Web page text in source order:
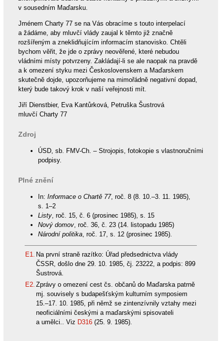
v sousedním Maďarsku.
Jménem Charty 77 se na Vás obracíme s touto interpelací
a žádáme, aby mluvčí vlády zaujal k těmto již značně
rozšířeným a zneklidňujícím informacím stanovisko. Chtěli
bychom věřit, že jde o zprávy neověřené, které nebudou
vládními místy potvrzeny. Zakládají-li se ale naopak na pravdě
a k omezení styku mezi Československem a Maďarskem
skutečně dojde, upozorňujeme na mimořádně negativní dopad,
který bude takový krok v naší veřejnosti mít.
Jiří Dienstbier, Eva Kantůrková, Petruška Šustrová
mluvčí Charty 77
Zdroj
ÚSD, sb. FMV-Ch. – Strojopis, fotokopie s vlastnoručními
podpisy.
Plné znění
In: Informace o Chartě 77, roč. 8 (8. 10.–3. 11. 1985),
s. 1–2
Listy, roč. 15, č. 6 (prosinec 1985), s. 15
Nový domov, roč. 36, č. 23 (14. listopadu 1985)
Národní politika, roč. 17, s. 12 (prosinec 1985).
E1.
Na první straně razítko: Úřad předsednictva vlády
ČSSR, došlo dne 29. 10. 1985, čj. 23222, a podpis: 899
Šustrová.
E2. Zprávy o omezení cest čs. občanů do Maďarska patrně
mj. souvisely s budapešťským kulturním symposiem
15.–17. 10. 1985, při němž se zintenzívnily vztahy mezi
neoficiálními českými a maďarskými spisovateli
a umělci.. Viz D316(25. 9. 1985).